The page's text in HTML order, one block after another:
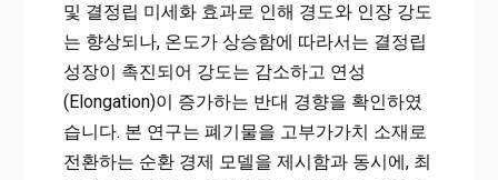
및 결정립 미세화 효과로 인해 경도와 인장 강도
는 향상되나, 온도가 상승함에 따라서는 결정립
성장이 촉진되어 강도는 감소하고 연성
(Elongation)이 증가하는 반대 경향을 확인하였
습니다. 본 연구는 폐기물을 고부가가치 소재로
전환하는 순환 경제 모델을 제시함과 동시에, 최